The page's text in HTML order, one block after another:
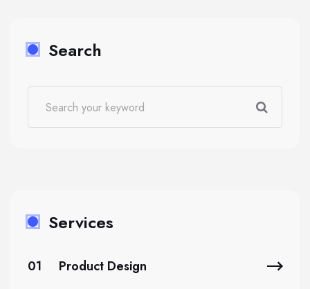
Search
Services
01
Product Design